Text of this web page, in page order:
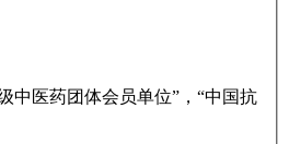
中医药团体会员单位”，“中国抗